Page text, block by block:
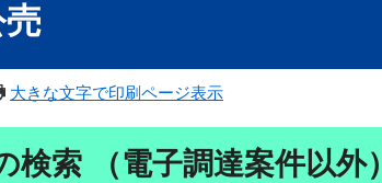
大きな文字で印刷ページ表示
検索 （電子調達案件以外）